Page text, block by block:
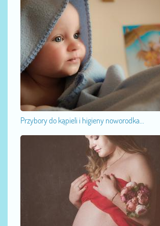
Przybory do kąpieli i higieny noworodka...